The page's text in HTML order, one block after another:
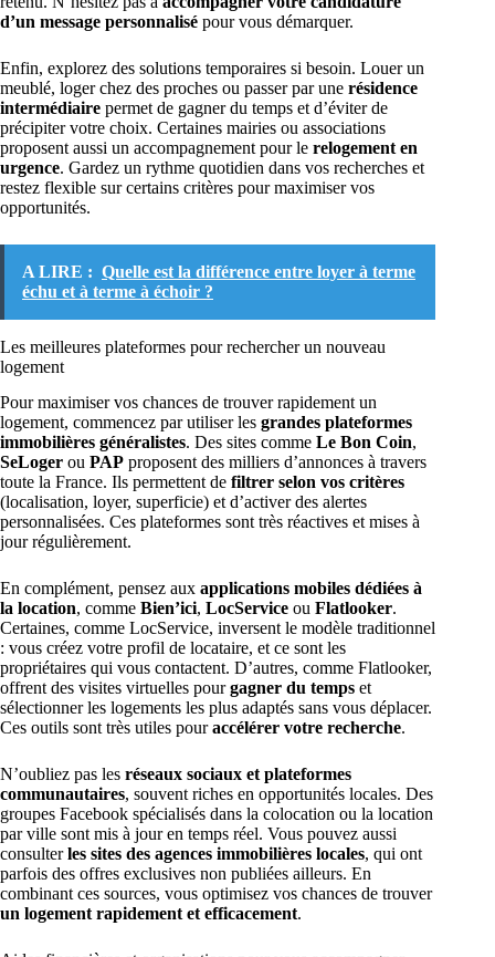
d’un message personnalisé pour vous démarquer.
Enfin, explorez des solutions temporaires si besoin. Louer un
meublé, loger chez des proches ou passer par une résidence
intermédiaire permet de gagner du temps et d’éviter de
précipiter votre choix. Certaines mairies ou associations
proposent aussi un accompagnement pour le relogement en
urgence. Gardez un rythme quotidien dans vos recherches et
restez flexible sur certains critères pour maximiser vos
opportunités.
A LIRE : Quelle est la différence entre loyer à terme
échu et à terme à échoir ?
Les meilleures plateformes pour rechercher un nouveau
logement
Pour maximiser vos chances de trouver rapidement un
logement, commencez par utiliser les grandes plateformes
immobilières généralistes. Des sites comme Le Bon Coin,
SeLoger ou PAP proposent des milliers d’annonces à travers
toute la France. Ils permettent de filtrer selon vos critères
(localisation, loyer, superficie) et d’activer des alertes
personnalisées. Ces plateformes sont très réactives et mises à
jour régulièrement.
En complément, pensez aux applications mobiles dédiées à
la location, comme Bien’ici, LocService ou Flatlooker.
Certaines, comme LocService, inversent le modèle traditionnel
: vous créez votre profil de locataire, et ce sont les
propriétaires qui vous contactent. D’autres, comme Flatlooker,
offrent des visites virtuelles pourgagner du temps et
sélectionner les logements les plus adaptés sans vous déplacer.
Ces outils sont très utiles pouraccélérer votre recherche.
N’oubliez pas les réseaux sociaux et plateformes
communautaires, souvent riches en opportunités locales. Des
groupes Facebook spécialisés dans la colocation ou la location
par ville sont mis à jour en temps réel. Vous pouvez aussi
consulterles sites des agences immobilières locales, qui ont
parfois des offres exclusives non publiées ailleurs. En
combinant ces sources, vous optimisez vos chances de trouver
un logement rapidement et efficacement.